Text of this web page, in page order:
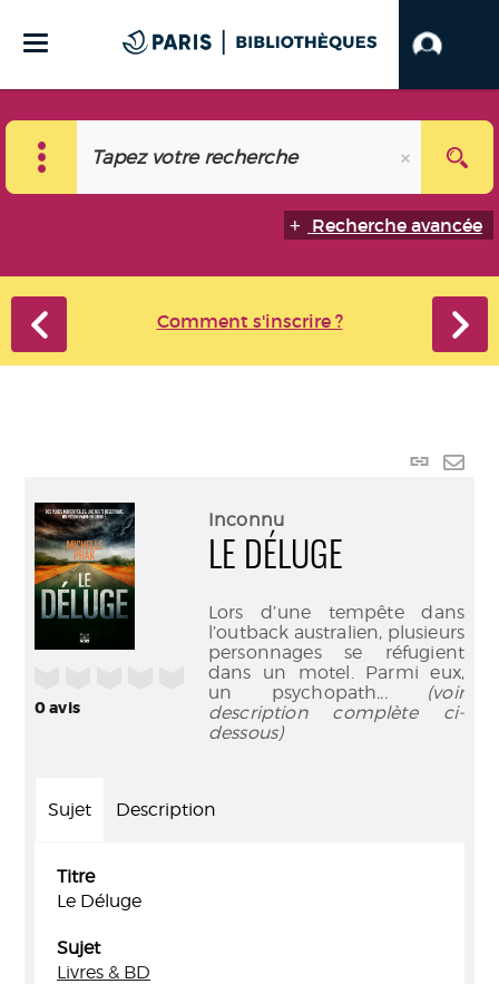
Recherche avancée
Comment s'inscrire ?
Lien
0avis
Inconnu
LE DÉLUGE
Lors d’une tempête dans
l’outback australien, plusieurs
personnages se réfugient
dans un motel. Parmi eux,
un psychopath... (voir
description complète ci-
dessous)
Sujet Description
Titre
Le Déluge
Sujet
Livres & BD